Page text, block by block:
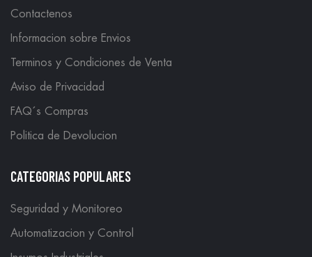
Contactenos
Informacion sobre Envios
Terminos y Condiciones de Venta
Aviso de Privacidad
FAQ´s Compras
Politica de Devolucion
CATEGORIAS POPULARES
Seguridad y Monitoreo
Automatizacion y Control